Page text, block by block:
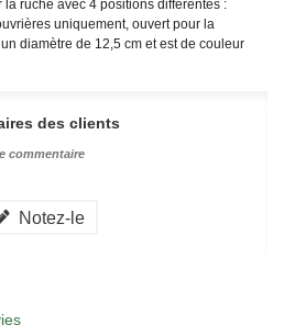
ruche avec 4 positions différentes :
uniquement, ouvert pour la
diamètre de 12,5 cm et est de couleur
des clients
commentaire
Notez-le